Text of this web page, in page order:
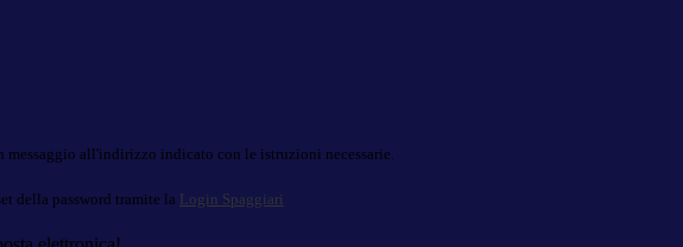
messaggio all'indirizzo indicato con le istruzioni necessarie.
della password tramite la Login Spaggiari